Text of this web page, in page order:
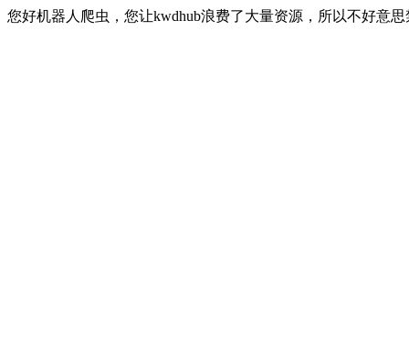
您好机器人爬虫，您让kwdhub浪费了大量资源，所以不好意